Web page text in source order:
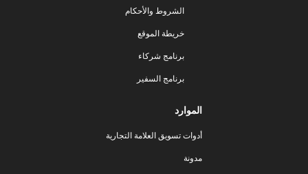
الشروط والأحكام
خريطة الموقع
برنامج شركاء
برنامج السفير
الموارد
أدوات تسويق العلامة التجارية
مدونة